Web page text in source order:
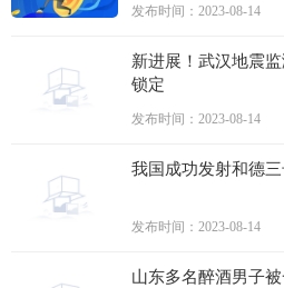
发布时间：2023-08-14
新进展！武汉地震
锁定
发布时间：2023-08-14
我国成功发射和德三
发布时间：2023-08-14
山东多名醉酒男子